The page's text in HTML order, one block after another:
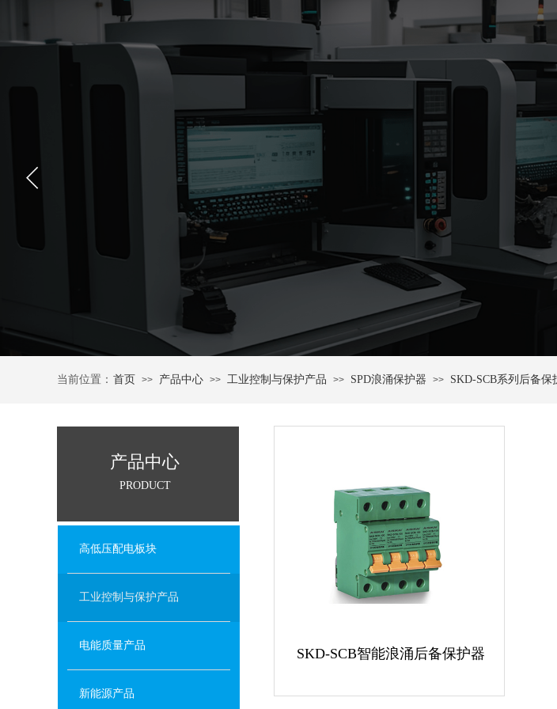
关于我们 产品中心
当前位置： 首页 >> 产品中心 >> 工业控制与保护产品 >> SPD浪涌保护器 >> SKD-SCB系列后备保
SKD-SCB智能浪涌后备保护器
产品中心
高低压配电板块
工业控制与保护产品
电能质量产品
新能源产品
PRODUCT